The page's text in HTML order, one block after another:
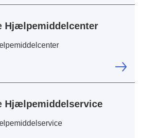
Hjælpemiddelcenter
Hjælpemiddelservice